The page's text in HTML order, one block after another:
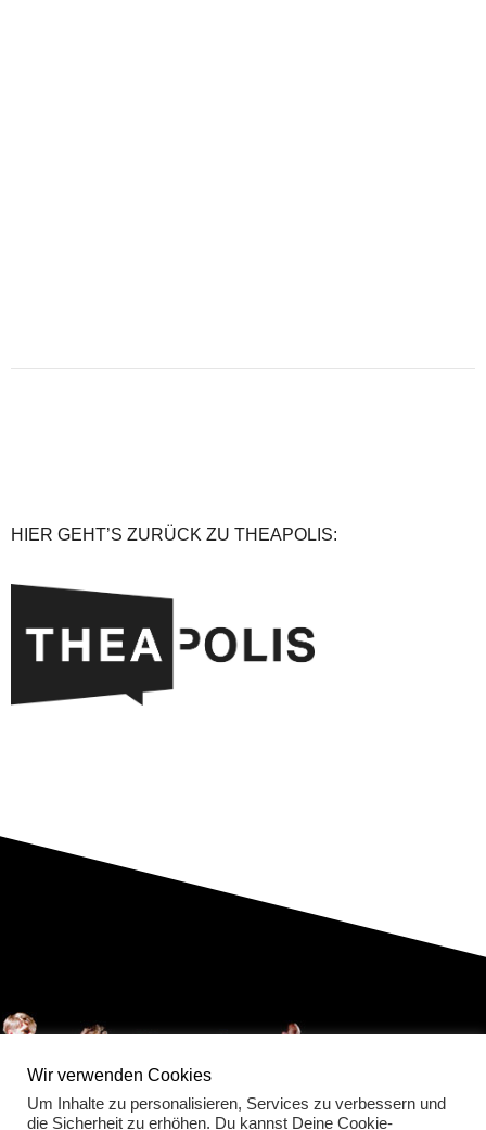
HIER GEHT’S ZURÜCK ZU THEAPOLIS:
Datenschutzerklärung
Kontakt
Wir verwenden Cookies
Um Inhalte zu personalisieren, Services zu verbessern und
die Sicherheit zu erhöhen. Du kannst Deine Cookie-